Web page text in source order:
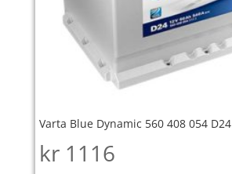
Varta Blue Dynamic 560 408 054 D24
kr 1116